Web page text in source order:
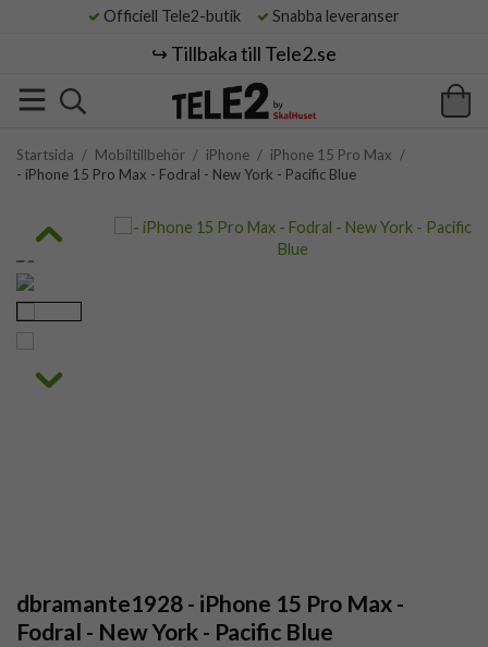
Officiell Tele2-butik Snabba leveranser
↪️ Tillbaka till Tele2.se
Startsida / Mobiltillbehör / iPhone / iPhone 15 Pro Max /
- iPhone 15 Pro Max - Fodral - New York - Pacific Blue
dbramante1928 - iPhone 15 Pro Max -
Fodral - New York - Pacific Blue